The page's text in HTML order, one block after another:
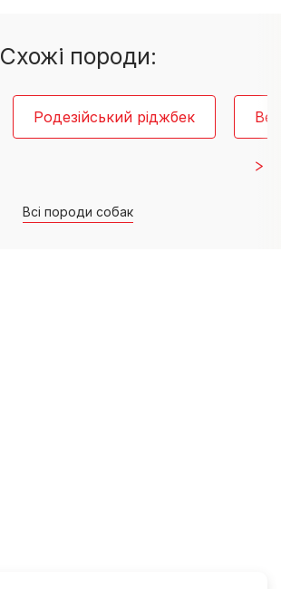
Схожі породи:
Родезійський ріджбек
Всі породи собак